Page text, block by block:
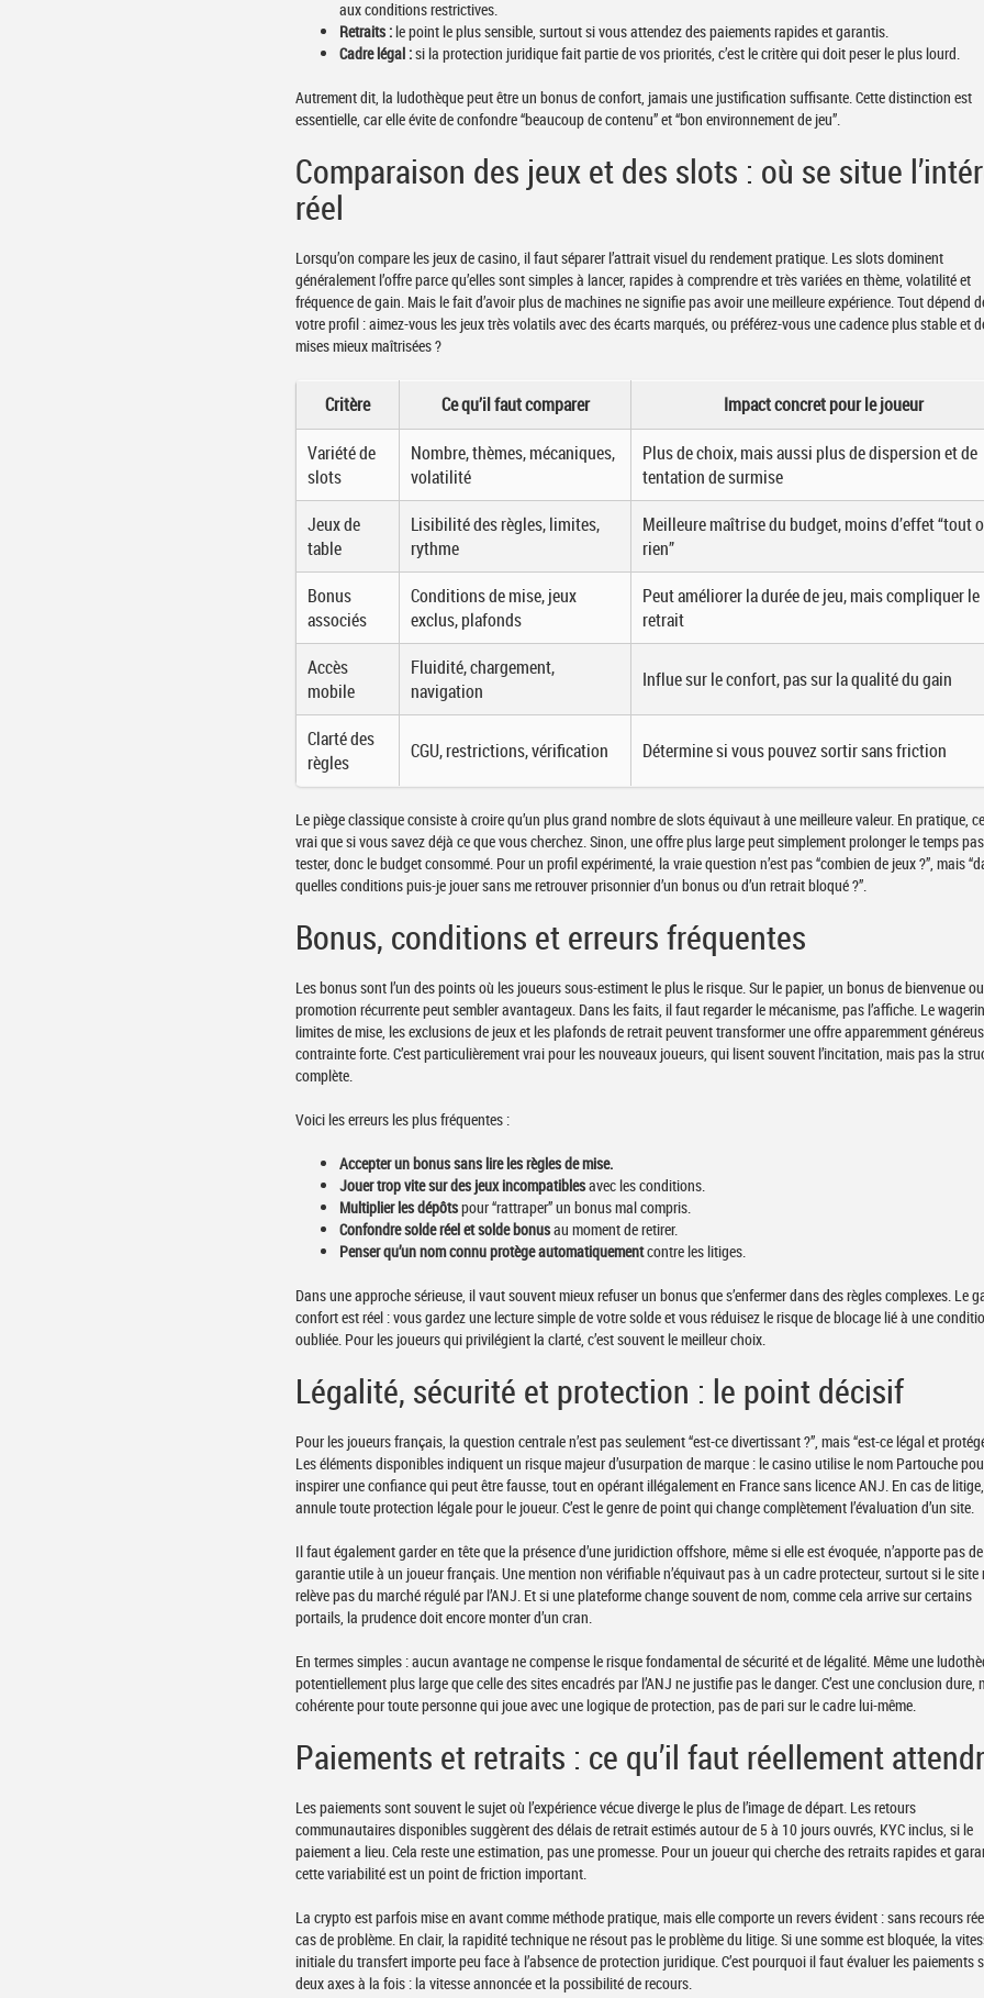
aux conditions restrictives.
Retraits :le point le plus sensible, surtout si vous attendez des paiements rapides et garantis.
Cadre légal :si la protection juridique fait partie de vos priorités, c’est le critère qui doit peser le plus lourd.
Autrement dit, la ludothèque peut être un bonus de confort, jamais une justification suffisante. Cette distinction est
essentielle, car elle évite de confondre “beaucoup de contenu” et “bon environnement de jeu”.
Comparaison des jeux et des slots : où se situe
réel
Lorsqu’on compare les jeux de casino, il faut séparer l’attrait visuel du rendement pratique. Les slots dominent
généralement l’offre parce qu’elles sont simples à lancer, rapides à comprendre et très variées en thème, volatilité et
fréquence de gain. Mais le fait d’avoir plus de machines ne signifie pas avoir une meilleure expérience. Tout dépend
votre profil : aimez-vous les jeux très volatils avec des écarts marqués, ou préférez-vous une cadence plus stable et
mises mieux maîtrisées ?
Critère Ce qu’il faut comparer
Impact concret pour le joueur
Variété de
slots
Nombre, thèmes, mécaniques,
volatilité
Plus de choix, mais aussi plus de dispersion et de
tentation de surmise
Jeux de
table
Lisibilité des règles, limites,
rythme
Meilleure maîtrise du budget, moins d’effet “tout
rien”
Bonus
associés
Conditions de mise, jeux
exclus, plafonds
Peut améliorer la durée de jeu, mais compliquer le
retrait
Accès
mobile
Fluidité, chargement,
navigation
Influe sur le confort, pas sur la qualité du gain
Clarté des
règles
CGU, restrictions, vérification Détermine si vous pouvez sortir sans friction
Le piège classique consiste à croire qu’un plus grand nombre de slots équivaut à une meilleure valeur. En pratique,
vrai que si vous savez déjà ce que vous cherchez. Sinon, une offre plus large peut simplement prolonger le temps
tester, donc le budget consommé. Pour un profil expérimenté, la vraie question n’est pas “combien de jeux ?”, mais
quelles conditions puis-je jouer sans me retrouver prisonnier d’un bonus ou d’un retrait bloqué ?”.
Bonus, conditions et erreurs fréquentes
Les bonus sont l’un des points où les joueurs sous-estiment le plus le risque. Sur le papier, un bonus de bienvenue
promotion récurrente peut sembler avantageux. Dans les faits, il faut regarder le mécanisme, pas l’affiche. Le
limites de mise, les exclusions de jeux et les plafonds de retrait peuvent transformer une offre apparemment
contrainte forte. C’est particulièrement vrai pour les nouveaux joueurs, qui lisent souvent l’incitation, mais pas la
complète.
Voici les erreurs les plus fréquentes :
Accepter un bonus sans lire les règles de mise.
Jouer trop vite sur des jeux incompatiblesavec les conditions.
Multiplier les dépôtspour “rattraper” un bonus mal compris.
Confondre solde réel et solde bonusau moment de retirer.
Penser qu’un nom connu protège automatiquementcontre les litiges.
Dans une approche sérieuse, il vaut souvent mieux refuser un bonus que s’enfermer dans des règles complexes. Le
confort est réel : vous gardez une lecture simple de votre solde et vous réduisez le risque de blocage lié à une
oubliée. Pour les joueurs qui privilégient la clarté, c’est souvent le meilleur choix.
Légalité, sécurité et protection : le point décisif
Pour les joueurs français, la question centrale n’est pas seulement “est-ce divertissant ?”, mais “est-ce légal et protégé
Les éléments disponibles indiquent un risque majeur d’usurpation de marque : le casino utilise le nom Partouche
inspirer une confiance qui peut être fausse, tout en opérant illégalement en France sans licence ANJ. En cas de
annule toute protection légale pour le joueur. C’est le genre de point qui change complètement l’évaluation d’un site.
Il faut également garder en tête que la présence d’une juridiction offshore, même si elle est évoquée, n’apporte pas de
garantie utile à un joueur français. Une mention non vérifiable n’équivaut pas à un cadre protecteur, surtout si le site
relève pas du marché régulé par l’ANJ. Et si une plateforme change souvent de nom, comme cela arrive sur certains
portails, la prudence doit encore monter d’un cran.
En termes simples : aucun avantage ne compense le risque fondamental de sécurité et de légalité. Même une
potentiellement plus large que celle des sites encadrés par l’ANJ ne justifie pas le danger. C’est une conclusion dure,
cohérente pour toute personne qui joue avec une logique de protection, pas de pari sur le cadre lui-même.
Paiements et retraits : ce qu’il faut réellement
Les paiements sont souvent le sujet où l’expérience vécue diverge le plus de l’image de départ. Les retours
communautaires disponibles suggèrent des délais de retrait estimés autour de 5 à 10 jours ouvrés, KYC inclus, si le
paiement a lieu. Cela reste une estimation, pas une promesse. Pour un joueur qui cherche des retraits rapides et
cette variabilité est un point de friction important.
La crypto est parfois mise en avant comme méthode pratique, mais elle comporte un revers évident : sans recours
cas de problème. En clair, la rapidité technique ne résout pas le problème du litige. Si une somme est bloquée, la
initiale du transfert importe peu face à l’absence de protection juridique. C’est pourquoi il faut évaluer les paiements
deux axes à la fois : la vitesse annoncée et la possibilité de recours.